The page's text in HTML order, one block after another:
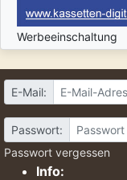
Werbeeinschaltung
E-Mail:
Passwort:
Passwort vergessen
Info: